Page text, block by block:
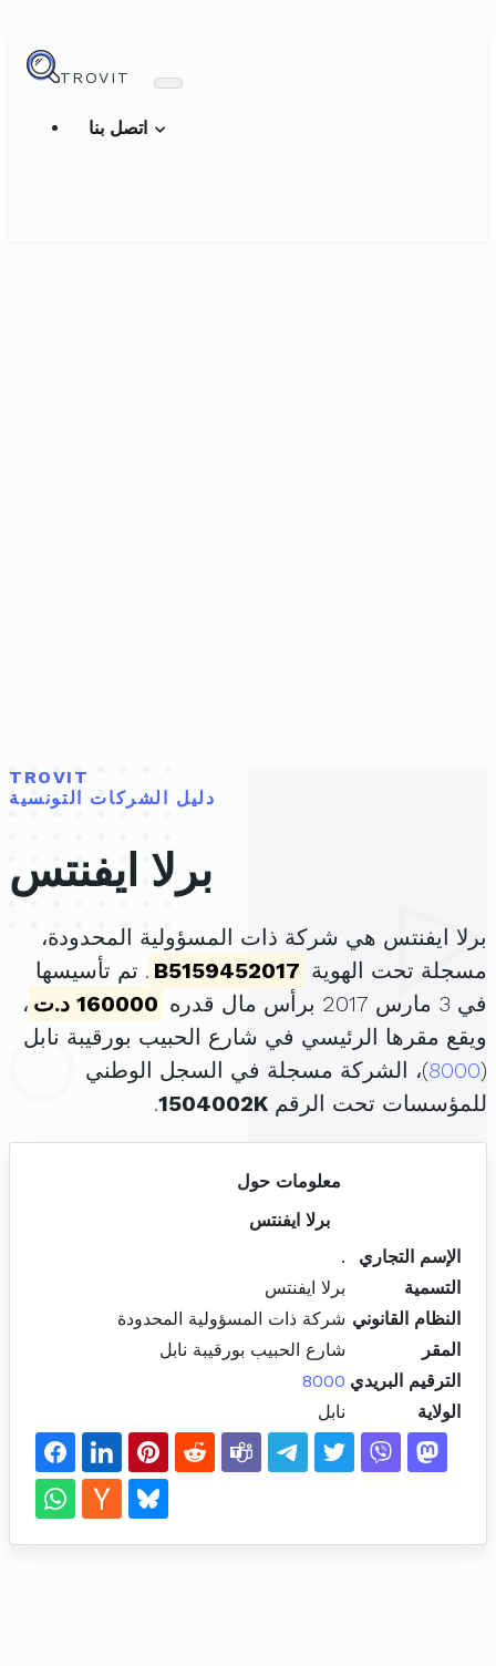
TROVIT
TROVIT
دليل الشركات التونسية
برلا ايفنتس
برلا ايفنتس هي شركة ذات المسؤولية المحدودة،
مسجلة تحت الهوية B5159452017 . تم تأسيسها
في 3 مارس 2017 برأس مال قدره
160000 د.ت
،
ويقع مقرها الرئيسي في شارع الحبيب بورقيبة نابل
(
8000)، الشركة مسجلة في السجل الوطني
للمؤسسات تحت الرقم 1504002K
.
معلومات حول
برلا ايفنتس
الإسم التجاري
.
التسمية
برلا ايفنتس
النظام القانوني شركة ذات المسؤولية المحدودة
المقر
شارع الحبيب بورقيبة نابل
الترقيم البريدي 8000
الولاية
نابل